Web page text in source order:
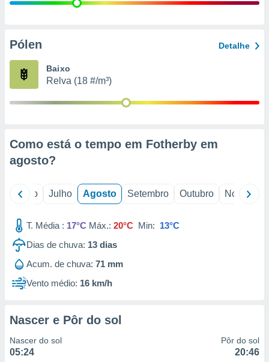
e
de
Pólen Detalhe
Baixo
Relva (18 #/m³)
Como está o tempo em Fotherby em
agosto?
Junho Julho Agosto Setembro Outubro Novembro
T. Média : 17°C Máx.: 20°C Min: 13°C
Dias de chuva: 13 dias
Acum. de chuva: 71 mm
Vento médio: 16 km/h
Nascer e Pôr do sol
Nascer do sol
05:24
Pôr do sol
20:46